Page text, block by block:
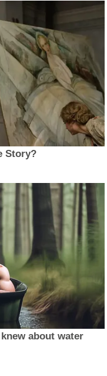
Story?
about water